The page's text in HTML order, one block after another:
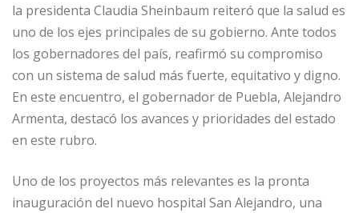
la presidenta Claudia Sheinbaum reiteró que la salud es
uno de los ejes principales de su gobierno. Ante todos
los gobernadores del país, reafirmó su compromiso
con un sistema de salud más fuerte, equitativo y digno.
En este encuentro, el gobernador de Puebla, Alejandro
Armenta, destacó los avances y prioridades del estado
en este rubro.
Uno de los proyectos más relevantes es la pronta
inauguración del nuevo hospital San Alejandro, una